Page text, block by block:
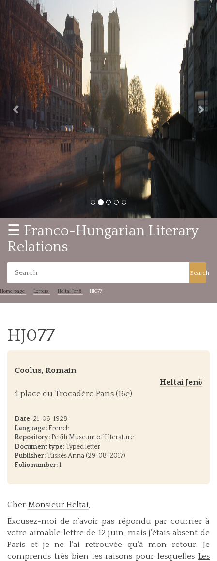
Previous
☰ Franco-Hungarian Literary
Relations
Search
Home page Letters Heltai Jenő HJ077
HJ077
Coolus, Romain
Heltai Jenő
4 place du Trocadéro Paris (16e)
Date: 21-06-1928
Language: French
Repository: Petőfi Museum of Literature
Document type: Typed letter
Publisher: Tüskés Anna (29-08-2017)
Folio number:1
Cher Monsieur Heltai,
Excusez-moi de n’avoir pas répondu par courrier à
votre aimable lettre de 12 juin; mais j’étais absent de
Paris et je ne l’ai retrouvée qu’à mon retour. Je
comprends très bien les raisons pour lesquelles Les